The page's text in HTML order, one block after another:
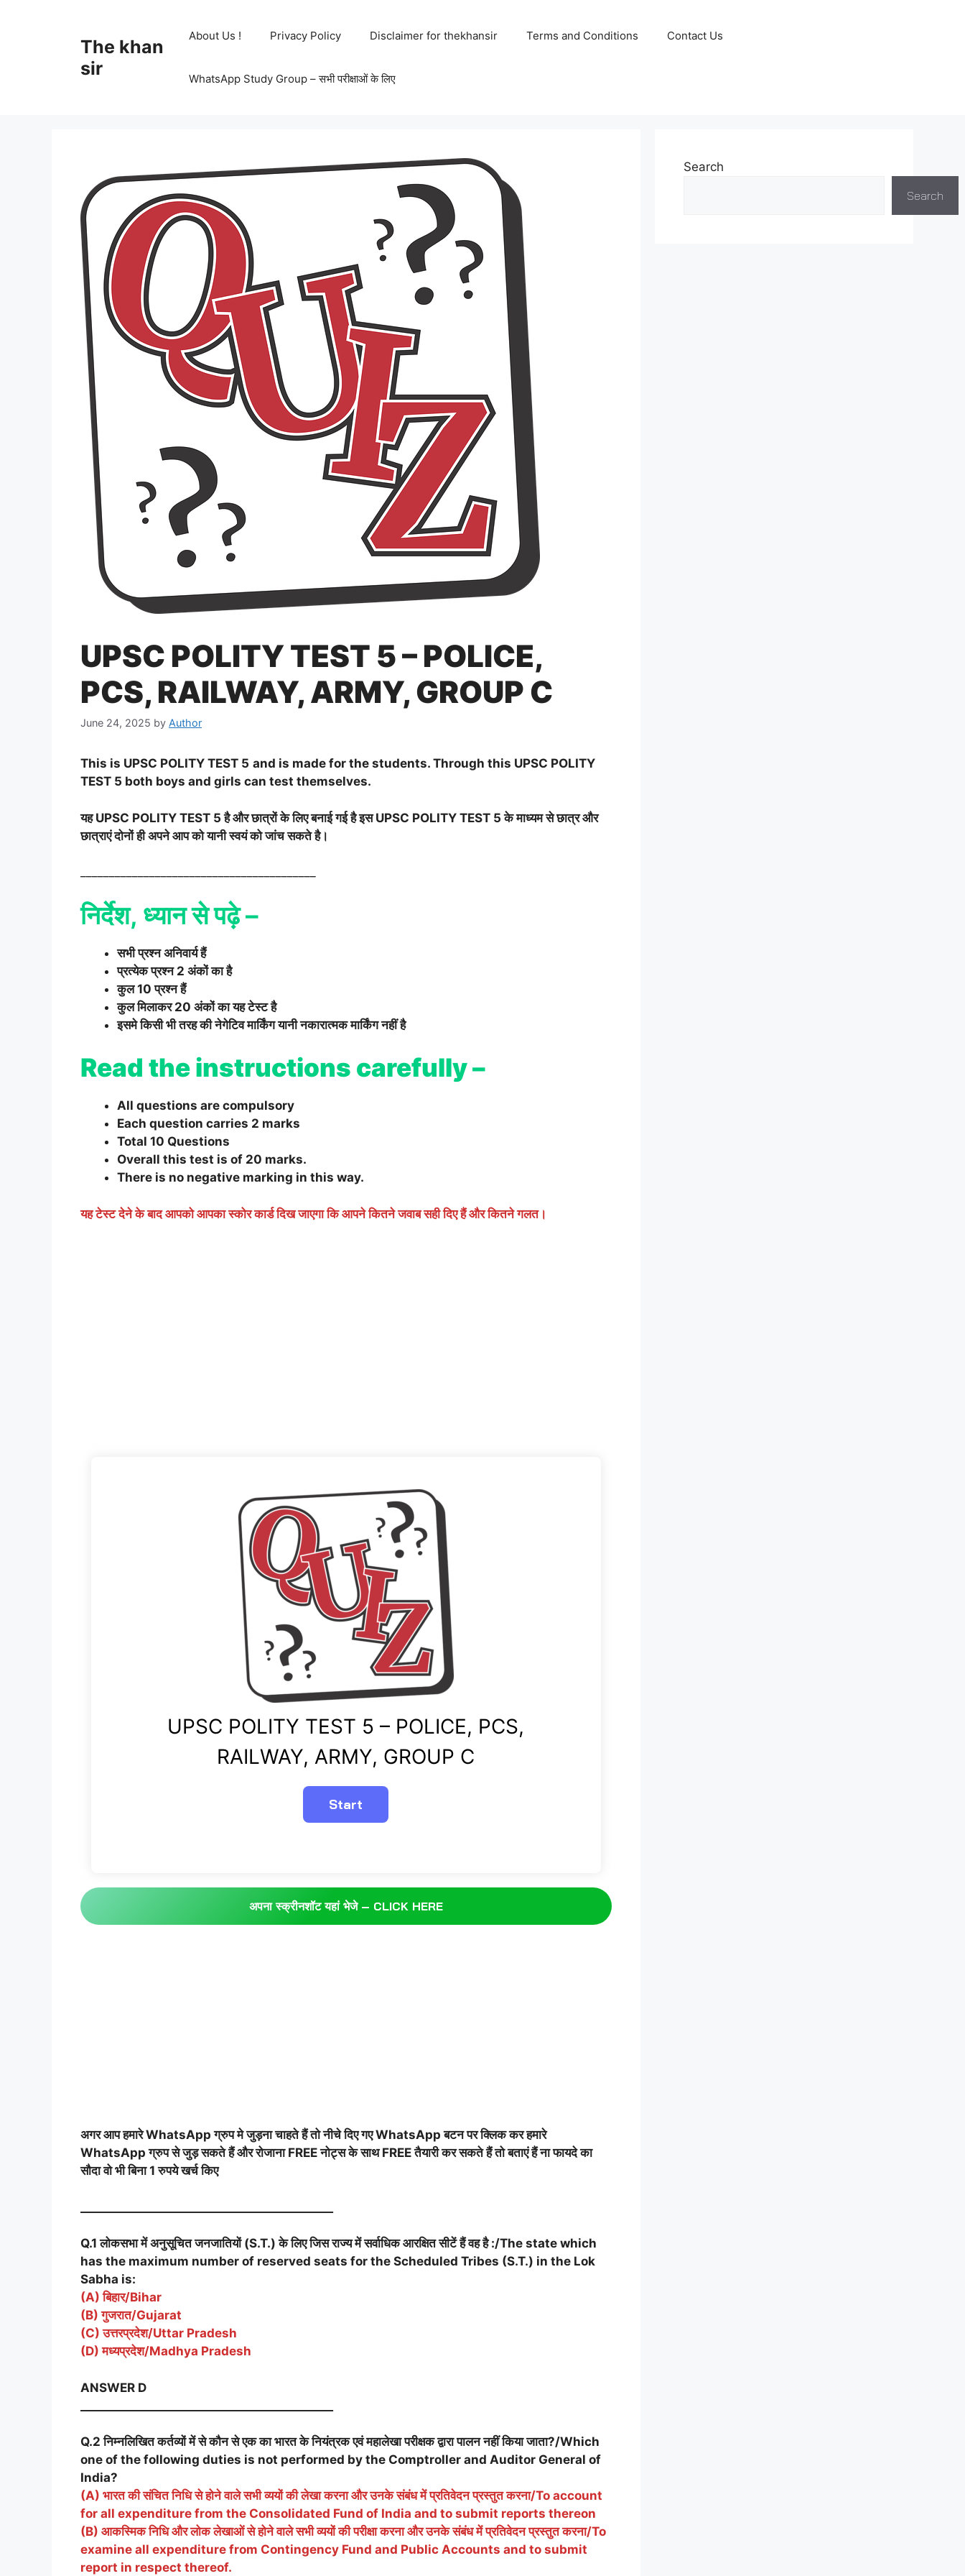
The khan
sir
About Us ! Privacy Policy Disclaimer for thekhansir Terms and Conditions Contact Us
WhatsApp Study Group – सभी परीक्षाओं के लिए
UPSC POLITY TEST 5 – POLICE,
PCS, RAILWAY, ARMY, GROUP C
June 24, 2025 by Author
This is UPSC POLITY TEST 5 and is made for the students. Through this UPSC POLITY
TEST 5 both boys and girls can test themselves.
यहUPSC POLITY TEST 5 है और छात्रों के लिए बनाई गई है इसUPSC POLITY TEST 5 के माध्यम से छात्र और
छात्राएं दोनों ही अपने आप को यानी स्वयं को जांच सकते है।
निर्देश, ध्यान से पढ़े –
सभी प्रश्न अनिवार्य हैं
प्रत्येक प्रश्न 2 अंकों का है
कुल 10 प्रश्न हैं
कुल मिलाकर 20 अंकों का यह टेस्ट है
इसमे किसी भी तरह की नेगेटिव मार्किंग यानी नकारात्मक मार्किंग नहीं है
Read the instructions carefully –
All questions are compulsory
Each question carries 2 marks
Total 10 Questions
Overall this test is of 20 marks.
There is no negative marking in this way.
यह टेस्ट देने के बाद आपको आपका स्कोर कार्ड दिख जाएगा कि आपने कितने जवाब सही दिए हैं और कितने गलत।
UPSC POLITY TEST 5 – POLICE, PCS,
RAILWAY, ARMY, GROUP C
अपना स्क्रीनशॉट यहां भेजे – CLICK HERE
अगर आप हमारे WhatsApp ग्रुप मे जुड़ना चाहते हैं तो नीचे दिए गए WhatsApp बटन पर क्लिक कर हमारे
WhatsApp ग्रुप से जुड़ सकते हैं और रोजाना FREE नोट्स के साथ FREE तैयारी कर सकते हैं तो बताएं हैं ना फायदे का
सौदा वो भी बिना 1 रुपये खर्च किए
Q.1 लोकसभा में अनुसूचित जनजातियों (S.T.) के लिए जिस राज्य में सर्वाधिक आरक्षित सीटें हैं वह है :/The state which
has the maximum number of reserved seats for the Scheduled Tribes (S.T.) in the Lok
Sabha is:
(A) बिहार/Bihar
(B) गुजरात/Gujarat
(C) उत्तरप्रदेश/Uttar Pradesh
(D) मध्यप्रदेश/Madhya Pradesh
ANSWER D
Q.2 निम्नलिखित कर्तव्यों में से कौन से एक का भारत के नियंत्रक एवं महालेखा परीक्षक द्वारा पालन नहीं किया जाता?/Which
one of the following duties is not performed by the Comptroller and Auditor General of
India?
(A) भारत की संचित निधि से होने वाले सभी व्ययों की लेखा करना और उनके संबंध में प्रतिवेदन प्रस्तुत करना/To account
for all expenditure from the Consolidated Fund of India and to submit reports thereon
(B) आकस्मिक निधि और लोक लेखाओं से होने वाले सभी व्ययों की परीक्षा करना और उनके संबंध में प्रतिवेदन प्रस्तुत करना/To
examine all expenditure from Contingency Fund and Public Accounts and to submit
report in respect thereof.
Search
Search